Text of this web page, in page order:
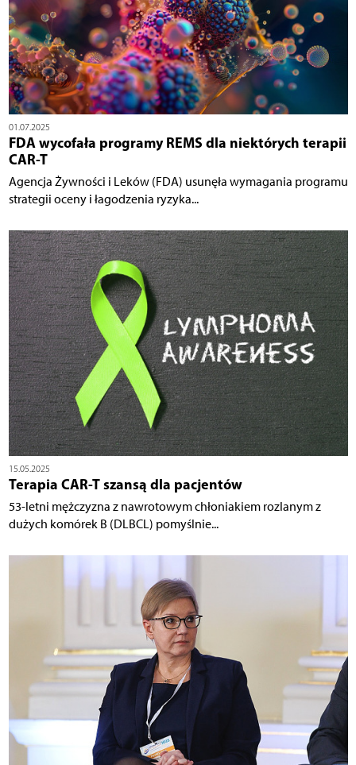
01.07.2025
FDA wycofała programy REMS dla niektórych terapii
CAR-T
Agencja Żywności i Leków (FDA) usunęła wymagania programu
strategii oceny i łagodzenia ryzyka...
15.05.2025
Terapia CAR-T szansą dla pacjentów
53-letni mężczyzna z nawrotowym chłoniakiem rozlanym z
dużych komórek B (DLBCL) pomyślnie...